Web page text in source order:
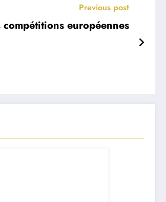
Previous post
européennes